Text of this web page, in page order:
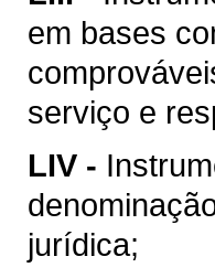
em bases
serviço e
LIV -
jurídica;